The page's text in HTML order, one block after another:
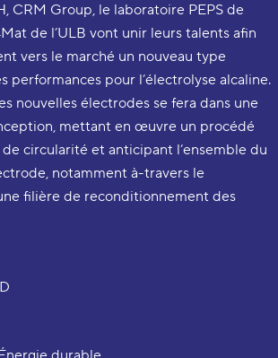
CRM Group, le laboratoire PEPS de
de l’ULB vont unir leurs talents afin
vers le marché un nouveau type
performances pour l’électrolyse alcaline.
nouvelles électrodes se fera dans une
mettant en œuvre un procédé
circularité et anticipant l’ensemble du
notamment à-travers le
filière de reconditionnement des